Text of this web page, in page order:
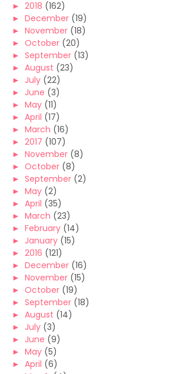
► 2018 (162)
► December (19)
► November (18)
► October (20)
► September (13)
► August (23)
► July (22)
► June (3)
► May (11)
► April (17)
► March (16)
► 2017 (107)
► November (8)
► October (8)
► September (2)
► May (2)
► April (35)
► March (23)
► February (14)
► January (15)
► 2016 (121)
► December (16)
► November (15)
► October (19)
► September (18)
► August (14)
► July (3)
► June (9)
► May (5)
► April (6)